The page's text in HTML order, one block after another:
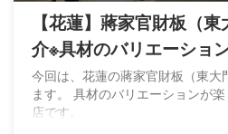
【花蓮】蔣家官財板（
介※具材のバリエーショ
ン」
今回は、花蓮の蔣家官財板（東大
ます。 具材のバリエーションが
店です。